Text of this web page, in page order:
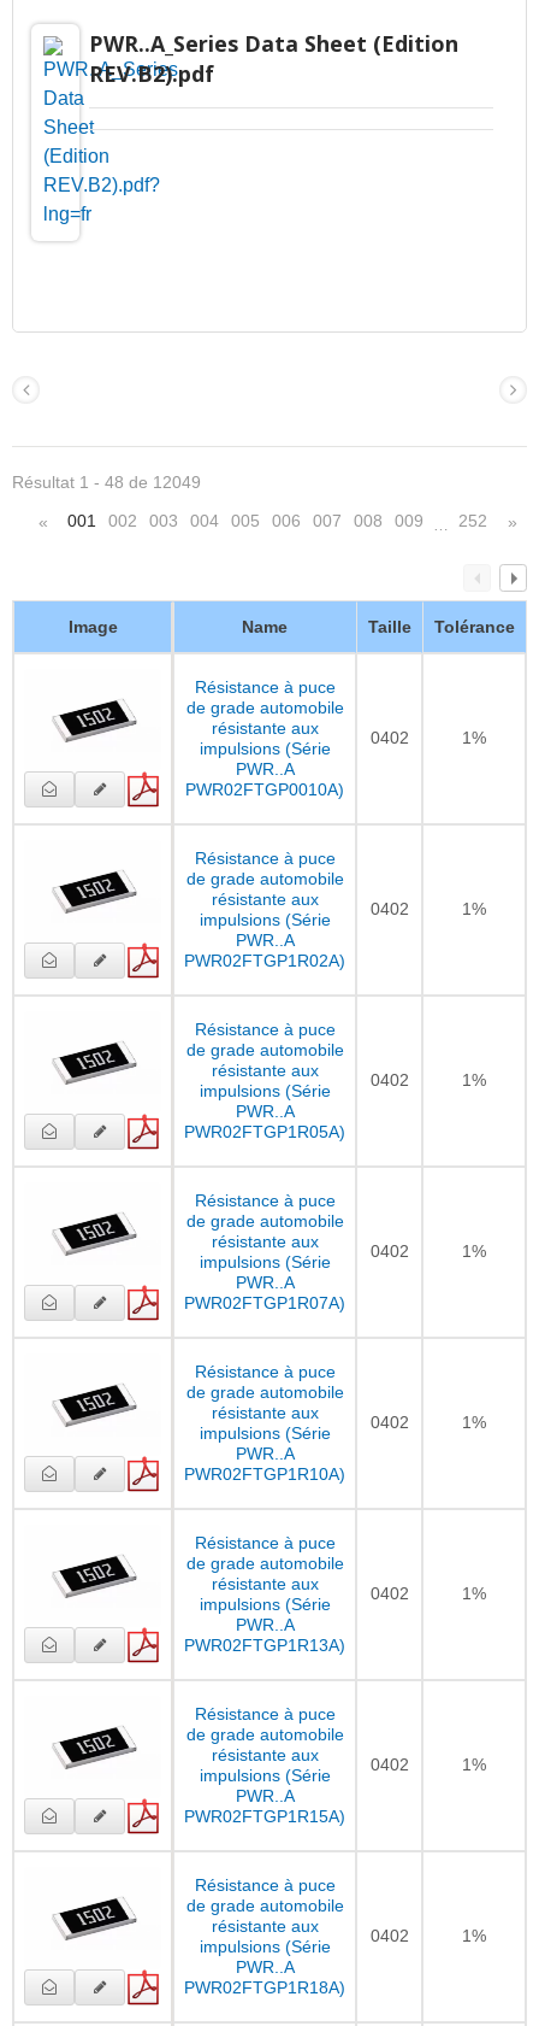
PWR..A_Series Data Sheet (Edition
REV.B2).pdf
Résultat 1 - 48 de 12049
« 001 002 003 004 005 006 007 008 009 … 252 »
Image Name Taille Tolérance
Résistance à puce
de grade automobile
résistante aux
impulsions (Série
PWR..A
PWR02FTGP0010A)
0402 1%
Résistance à puce
de grade automobile
résistante aux
impulsions (Série
PWR..A
PWR02FTGP1R02A)
0402 1%
Résistance à puce
de grade automobile
résistante aux
impulsions (Série
PWR..A
PWR02FTGP1R05A)
0402 1%
Résistance à puce
de grade automobile
résistante aux
impulsions (Série
PWR..A
PWR02FTGP1R07A)
0402 1%
Résistance à puce
de grade automobile
résistante aux
impulsions (Série
PWR..A
PWR02FTGP1R10A)
0402 1%
Résistance à puce
de grade automobile
résistante aux
impulsions (Série
PWR..A
PWR02FTGP1R13A)
0402 1%
Résistance à puce
de grade automobile
résistante aux
impulsions (Série
PWR..A
PWR02FTGP1R15A)
0402 1%
Résistance à puce
de grade automobile
résistante aux
impulsions (Série
PWR..A
PWR02FTGP1R18A)
0402 1%